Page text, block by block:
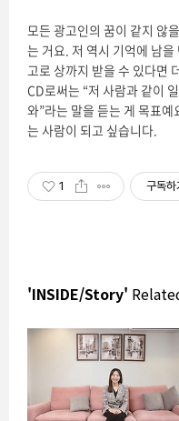
모든 광고인의 꿈이 같지 않
는 거요. 저 역시 기억에 남
고로 상까지 받을 수 있다면
CD로써는 “저 사람과 같이
와”라는 말을 듣는 게 목표
는 사람이 되고 싶습니다.
1 구독하
'INSIDE/Story'